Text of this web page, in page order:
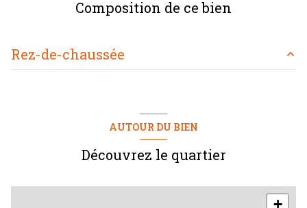
Composition de ce bien
Rez-de-chaussée
AUTOUR DU BIEN
Découvrez le quartier
+